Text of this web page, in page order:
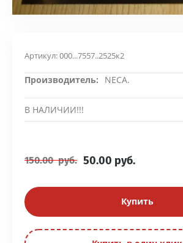
Артикул:000...7557..2525к2
Производитель: NECA.
В НАЛИЧИИ!!!
150.00руб. 50.00 руб.
Купить